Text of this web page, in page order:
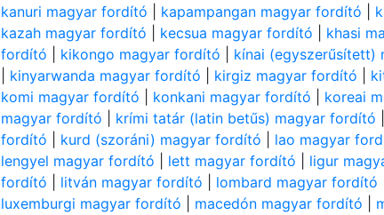
kanuri magyar fordító
kapampangan magyar fordító
kazah magyar fordító
kecsua magyar fordító khasi
fordító
kikongo magyar fordító kínai (egyszerűsített)
kinyarwanda magyar fordító kirgiz magyar fordító
komi magyar fordító
konkani magyar fordító koreai
magyar fordító
krími tatár (latin betűs) magyar fordító
fordító
kurd (szoráni) magyar fordító lao magyar
lengyel magyar fordító
lett magyar fordító ligur
fordító
litván magyar fordító lombard magyar fordító
luxemburgi magyar fordító
macedón magyar fordító